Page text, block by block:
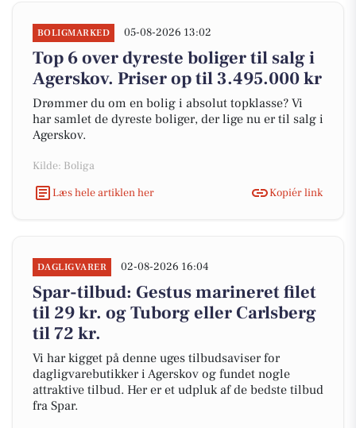
BOLIGMARKED 05-08-2026 13:02
Top 6 over dyreste boliger til salg i
Agerskov. Priser op til 3.495.000 kr
Drømmer du om en bolig i absolut topklasse? Vi
har samlet de dyreste boliger, der lige nu er til salg i
Agerskov.
Kilde: Boliga
Læs hele artiklen her
Kopiér link
DAGLIGVARER 02-08-2026 16:04
Spar-tilbud: Gestus marineret filet
til 29 kr. og Tuborg eller Carlsberg
til 72 kr.
Vi har kigget på denne uges tilbudsaviser for
dagligvarebutikker i Agerskov og fundet nogle
attraktive tilbud. Her er et udpluk af de bedste tilbud
fra Spar.